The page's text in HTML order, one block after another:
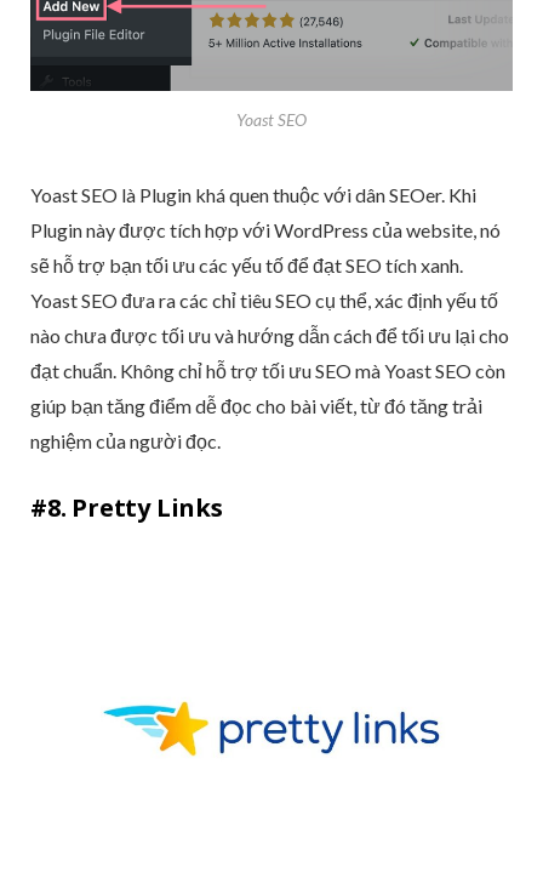
Yoast SEO
Yoast SEO là Plugin khá quen thuộc với dân SEOer. Khi
Plugin này được tích hợp với WordPress của website, nó
sẽ hỗ trợ bạn tối ưu các yếu tố để đạt SEO tích xanh.
Yoast SEO đưa ra các chỉ tiêu SEO cụ thể, xác định yếu tố
nào chưa được tối ưu và hướng dẫn cách để tối ưu lại cho
đạt chuẩn. Không chỉ hỗ trợ tối ưu SEO mà Yoast SEO còn
giúp bạn tăng điểm dễ đọc cho bài viết, từ đó tăng trải
nghiệm của người đọc.
#8. Pretty Links